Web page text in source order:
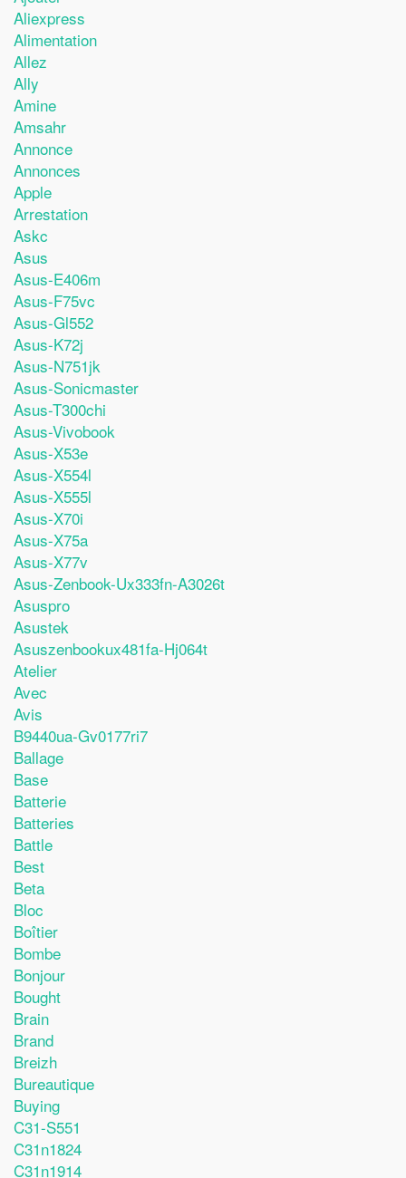
Aliexpress
Alimentation
Allez
Ally
Amine
Amsahr
Annonce
Annonces
Apple
Arrestation
Askc
Asus
Asus-E406m
Asus-F75vc
Asus-Gl552
Asus-K72j
Asus-N751jk
Asus-Sonicmaster
Asus-T300chi
Asus-Vivobook
Asus-X53e
Asus-X554l
Asus-X555l
Asus-X70i
Asus-X75a
Asus-X77v
Asus-Zenbook-Ux333fn-A3026t
Asuspro
Asustek
Asuszenbookux481fa-Hj064t
Atelier
Avec
Avis
B9440ua-Gv0177ri7
Ballage
Base
Batterie
Batteries
Battle
Best
Beta
Bloc
Boîtier
Bombe
Bonjour
Bought
Brain
Brand
Breizh
Bureautique
Buying
C31-S551
C31n1824
C31n1914